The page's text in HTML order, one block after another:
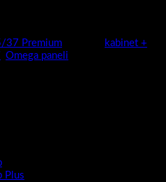
37 Premium
kabinet +
Omega paneli
Plus